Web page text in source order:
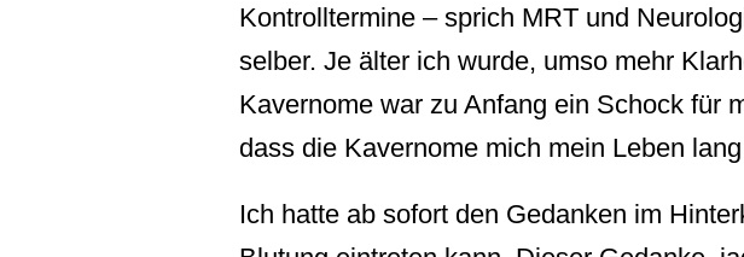
Kontrolltermine – sprich MRT und
selber. Je älter ich wurde, umso mehr
Kavernome war zu Anfang ein Schock für
dass die Kavernome mich mein Leben
Ich hatte ab sofort den Gedanken im